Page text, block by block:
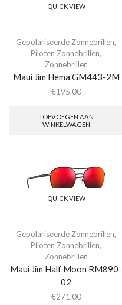
QUICK VIEW
Gepolariseerde Zonnebrillen,
Piloten Zonnebrillen,
Zonnebrillen
Maui Jim Hema GM443-2M
€195.00
TOEVOEGEN AAN
WINKELWAGEN
QUICK VIEW
Gepolariseerde Zonnebrillen,
Piloten Zonnebrillen,
Zonnebrillen
Maui Jim Half Moon RM890-
02
€271.00